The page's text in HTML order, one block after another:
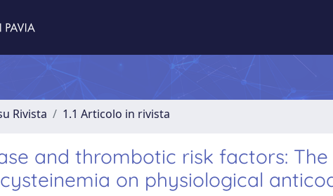
Rivista 1.1 Articolo in rivista
and thrombotic risk factors:
on physiological